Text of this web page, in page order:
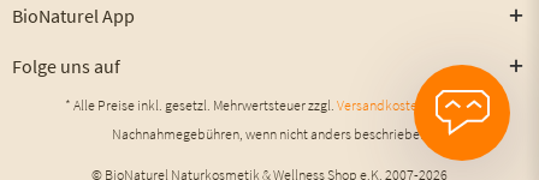
BioNaturel App
Folge uns auf
* Alle Preise inkl. gesetzl. Mehrwertsteuer zzgl. Versandkosten
und ggf.
Nachnahmegebühren, wenn nicht anders beschrieben
© BioNaturel Naturkosmetik & Wellness Shop e.K. 2007-2026